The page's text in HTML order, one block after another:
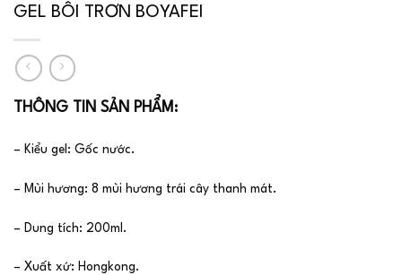
GEL BÔI TRƠN BOYAFEI
THÔNG TIN SẢN PHẨM:
– Kiểu gel: Gốc nước.
– Mùi hương: 8 mùi hương trái cây thanh mát.
– Dung tích: 200ml.
– Xuất xứ: Hongkong.